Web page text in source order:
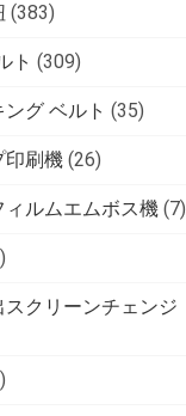
(383)
ト (309)
グ ベルト (35)
印刷機 (26)
ルムエムボス機 (7)
クリーンチェンジ